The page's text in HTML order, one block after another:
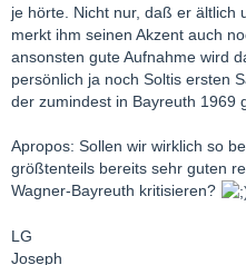
je hörte. Nicht nur, daß er ältlich
merkt ihm seinen Akzent auch
ansonsten gute Aufnahme wird
persönlich ja noch Soltis ersten
der zumindest in Bayreuth 1969
Apropos: Sollen wir wirklich so
größtenteils bereits sehr guten
Wagner-Bayreuth kritisieren?
LG
Joseph